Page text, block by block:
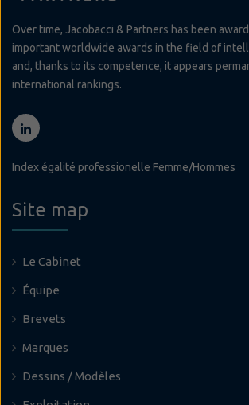
Over time, Jacobacci & Partners has been
important worldwide awards in the field of
and, thanks to its competence, it appears
international rankings.
Index égalité professionelle Femme/Hommes
Site map
Le Cabinet
Équipe
Brevets
Marques
Dessins / Modèles